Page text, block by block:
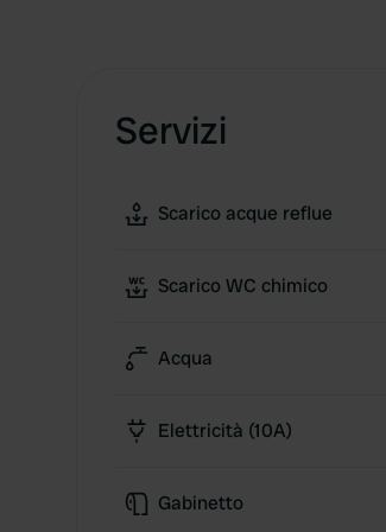
Servizi
Scarico acque reflue
Scarico WC chimico
Acqua
Elettricità (10A)
Gabinetto